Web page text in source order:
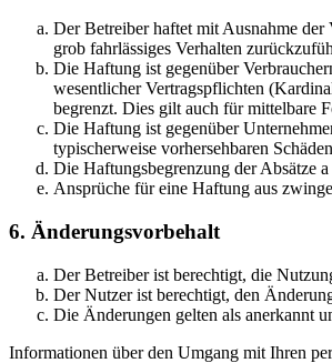
Der Betreiber haftet mit Ausnahme
grob fahrlässiges Verhalten
Die Haftung ist gegenüber
wesentlicher Vertragspflichten
begrenzt. Dies gilt auch für mittelbare
Die Haftung ist gegenüber
typischerweise vorhersehbaren
Die Haftungsbegrenzung der Absätze
Ansprüche für eine Haftung aus
6. Änderungsvorbehalt
Der Betreiber ist berechtigt, die
Der Nutzer ist berechtigt, den
Die Änderungen gelten als anerkannt
Informationen über den Umgang mit Ihren